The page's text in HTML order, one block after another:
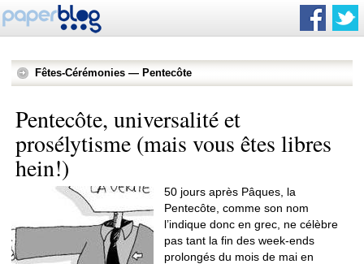
Fêtes-Cérémonies — Pentecôte
Pentecôte, universalité et
prosélytisme (mais vous êtes libres
hein!)
50 jours après Pâques, la
Pentecôte, comme son nom
l’indique donc en grec, ne célèbre
pas tant la fin des week-ends
prolongés du mois de mai en